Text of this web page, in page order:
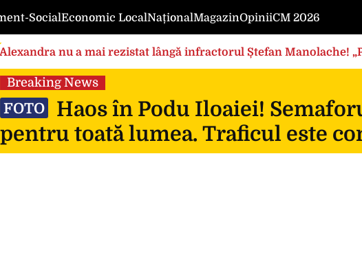
SocialEconomic LocalNaționalMagazinOpiniiCM 2026
Alexandra nu a mai rezistat lângă infractorul Ștefan
Breaking News
FOTO
Haos în Podu Iloaiei!
pentru toată lumea. Traficul este